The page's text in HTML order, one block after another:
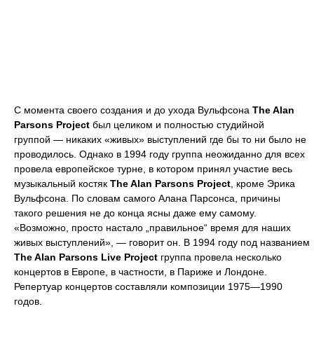
С момента своего создания и до ухода Вульфсона The Alan
Parsons Project был целиком и полностью студийной
группой — никаких «живых» выступлений где бы то ни было не
проводилось. Однако в 1994 году группа неожиданно для всех
провела европейское турне, в котором принял участие весь
музыкальный костяк The Alan Parsons Project , кроме Эрика
Вульфсона. По словам самого Алана Парсонса, причины
такого решения не до конца ясны даже ему самому.
«Возможно, просто настало „правильное“ время для наших
живых выступлений», — говорит он. В 1994 году под названием
The Alan Parsons Live Project группа провела несколько
концертов в Европе, в частности, в Париже и Лондоне.
Репертуар концертов составляли композиции 1975—1990
годов.